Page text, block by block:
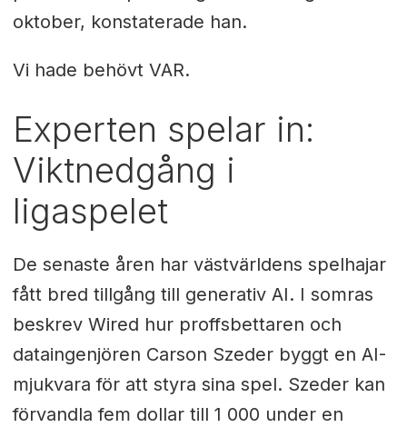
oktober, konstaterade han.
Vi hade behövt VAR.
Experten spelar in:
Viktnedgång i
ligaspelet
De senaste åren har västvärldens spelhajar
fått bred tillgång till generativ AI. I somras
beskrev Wired hur proffsbettaren och
dataingenjören Carson Szeder byggt en AI-
mjukvara för att styra sina spel. Szeder kan
förvandla fem dollar till 1 000 under en